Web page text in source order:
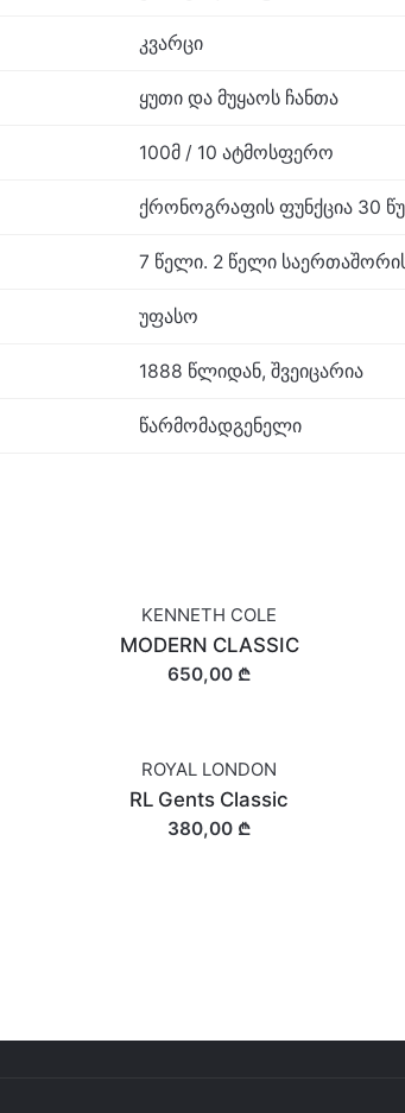
კვარცი
ყუთი და მუყაოს ჩანთა
100მ / 10 ატმოსფერო
ქრონოგრაფის ფუნქცია 30
7 წელი. 2 წელი
უფასო
1888 წლიდან, შვეიცარია
წარმომადგენელი
KENNETH COLE
MODERN CLASSIC
650,00 ₾
ROYAL LONDON
RL Gents Classic
380,00 ₾